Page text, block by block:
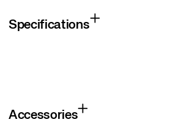
Specifications
Accessories